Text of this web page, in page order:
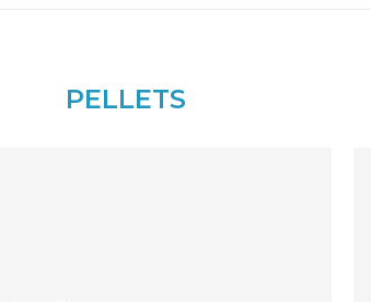
PELLETS